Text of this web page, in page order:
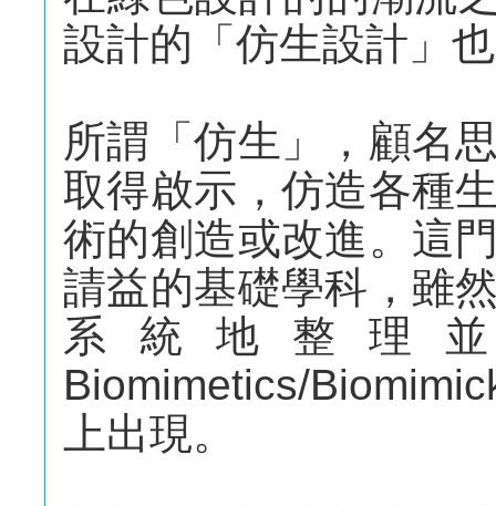
設計的「仿生設計」
所謂「仿生」，顧名
取得啟示，仿造各種
術的創造或改進。這
請益的基礎學科，雖
系統地整理
Biomimetics/
上出現。